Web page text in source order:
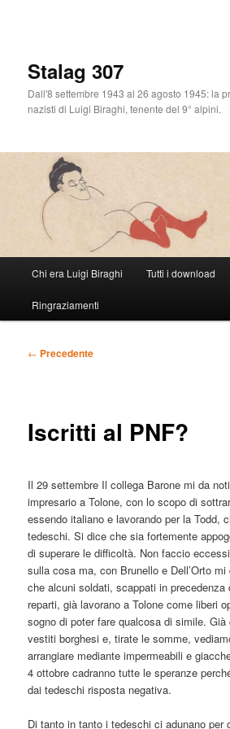
Stalag 307
Dall'8 settembre 1943 al 26 agosto 1945: la
nazisti di Luigi Biraghi, tenente del 9° alpini.
principale
Vai
al
Chi era Luigi Biraghi Tutti i download
Ringraziamenti
Navigazione
← Precedente
Iscritti al PNF?
Il 29 settembre Il collega Barone mi da
impresario a Tolone, con lo scopo di
essendo italiano e lavorando per la Todd,
tedeschi. Si dice che sia fortemente
di superare le difficoltà. Non faccio
sulla cosa ma, con Brunello e Dell’Orto
che alcuni soldati, scappati in precedenza
reparti, già lavorano a Tolone come liberi
sogno di poter fare qualcosa di simile.
vestiti borghesi e, tirate le somme,
arrangiare mediante impermeabili e
4 ottobre cadranno tutte le speranze
dai tedeschi risposta negativa.
Di tanto in tanto i tedeschi ci adunano per